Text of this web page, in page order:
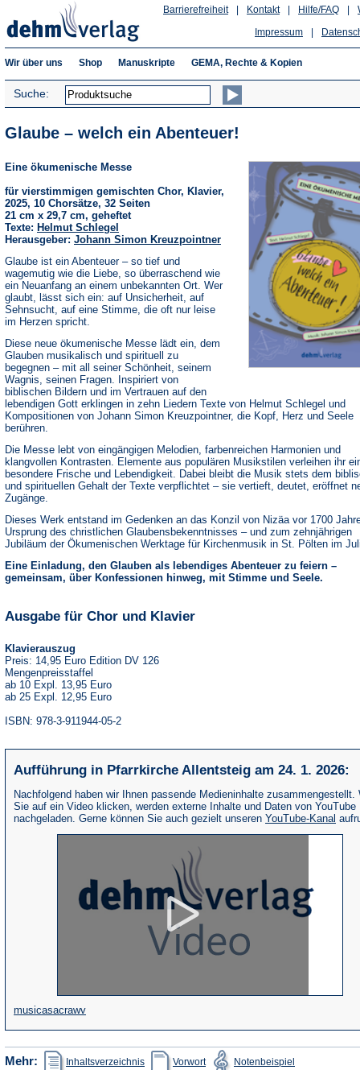
Hilfe/FAQ
Kontakt
Barrierefreiheit
Impressum
Wir über uns Shop Manuskripte GEMA, Rechte & Kopien
Suche:
Glaube – welch ein Abenteuer!
Eine ökumenische Messe
für vierstimmigen gemischten Chor, Klavier,
2025, 10 Chorsätze, 32 Seiten
21 cm x 29,7 cm, geheftet
Texte: Helmut Schlegel
Herausgeber: Johann Simon Kreuzpointner
Glaube ist ein Abenteuer – so tief und
wagemutig wie die Liebe, so überraschend wie
ein Neuanfang an einem unbekannten Ort. Wer
glaubt, lässt sich ein: auf Unsicherheit, auf
Sehnsucht, auf eine Stimme, die oft nur leise
im Herzen spricht.
Diese neue ökumenische Messe lädt ein, dem
Glauben musikalisch und spirituell zu
begegnen – mit all seiner Schönheit, seinem
Wagnis, seinen Fragen. Inspiriert von
biblischen Bildern und im Vertrauen auf den
lebendigen Gott erklingen in zehn Liedern Texte von Helmut Schlegel und
Kompositionen von Johann Simon Kreuzpointner, die Kopf, Herz und Seele
berühren.
Die Messe lebt von eingängigen Melodien, farbenreichen Harmonien und
klangvollen Kontrasten. Elemente aus populären Musikstilen verleihen ihr
besondere Frische und Lebendigkeit. Dabei bleibt die Musik stets dem
und spirituellen Gehalt der Texte verpflichtet – sie vertieft, deutet, eröffnet
Zugänge.
Dieses Werk entstand im Gedenken an das Konzil von Nizäa vor 1700
Ursprung des christlichen Glaubensbekenntnisses – und zum zehnjährigen
Jubiläum der Ökumenischen Werktage für Kirchenmusik in St. Pölten im
Eine Einladung, den Glauben als lebendiges Abenteuer zu feiern –
gemeinsam, über Konfessionen hinweg, mit Stimme und Seele.
Ausgabe für Chor und Klavier
Klavierauszug
Preis: 14,95 Euro Edition DV 126
Mengenpreisstaffel
ab 10 Expl. 13,95 Euro
ab 25 Expl. 12,95 Euro
ISBN: 978-3-911944-05-2
Aufführung in Pfarrkirche Allentsteig am 24. 1. 2026:
Nachfolgend haben wir Ihnen passende Medieninhalte zusammengestellt.
Sie auf ein Video klicken, werden externe Inhalte und Daten von YouTube
nachgeladen. Gerne können Sie auch gezielt unseren YouTube-Kanal
musicasacrawv(Öffnet
in
einem
Mehr: Inhaltsverzeichnis
(Öffnet
in
Vorwort
(Öffnet
in
Notenbeispiel in